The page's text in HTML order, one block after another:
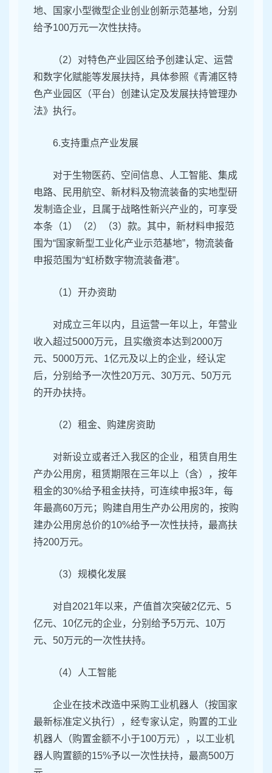
地、国家小型微型企业创业创新示范基地，分别
给予100万元一次性扶持。
（2）对特色产业园区给予创建认定、运营
和数字化赋能等发展扶持，具体参照《青浦区特
色产业园区（平台）创建认定及发展扶持管理办
法》执行。
6.支持重点产业发展
对于生物医药、空间信息、人工智能、集成
电路、民用航空、新材料及物流装备的实地型研
发制造企业，且属于战略性新兴产业的，可享受
本条（1）（2）（3）款。其中，新材料申报范
围为“国家新型工业化产业示范基地”，物流装备
申报范围为“虹桥数字物流装备港”。
（1）开办资助
对成立三年以内，且运营一年以上，年营业
收入超过5000万元，且实缴资本达到2000万
元、5000万元、1亿元及以上的企业，经认定
后，分别给予一次性20万元、30万元、50万元
的开办扶持。
（2）租金、购建房资助
对新设立或者迁入我区的企业，租赁自用生
产办公用房，租赁期限在三年以上（含），按年
租金的30%给予租金扶持，可连续申报3年，每
年最高60万元；购建自用生产办公用房的，按购
建办公用房总价的10%给予一次性扶持，最高扶
持200万元。
（3）规模化发展
对自2021年以来，产值首次突破2亿元、5
亿元、10亿元的企业，分别给予5万元、10万
元、50万元的一次性扶持。
（4）人工智能
企业在技术改造中采购工业机器人（按国家
最新标准定义执行），经专家认定，购置的工业
机器人（购置金额不小于100万元），以工业机
器人购置额的15%予以一次性扶持，最高500万